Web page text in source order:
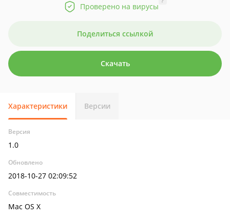
Проверено на вирусы
Поделиться ссылкой
Скачать
Характеристики Версии
Версия
1.0
Обновлено
2018-10-27 02:09:52
Совместимость
Mac OS X